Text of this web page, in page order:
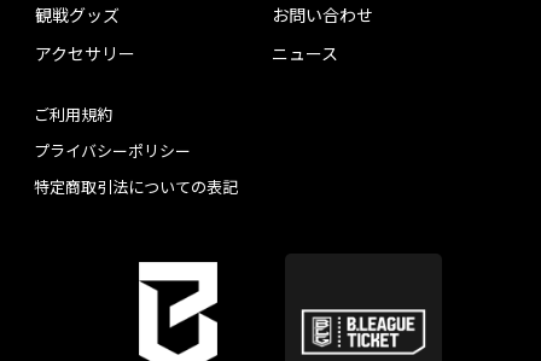
観戦グッズ
アクセサリー
お問い合わせ
ニュース
ご利用規約
プライバシーポリシー
特定商取引法についての表記